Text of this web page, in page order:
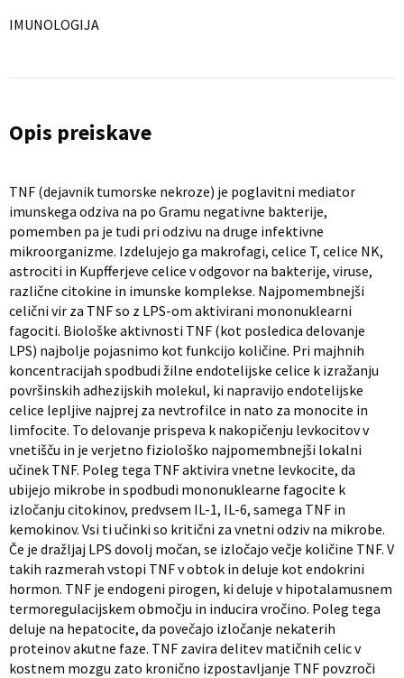
IMUNOLOGIJA
Opis preiskave
TNF (dejavnik tumorske nekroze) je poglavitni mediator
imunskega odziva na po Gramu negativne bakterije,
pomemben pa je tudi pri odzivu na druge infektivne
mikroorganizme. Izdelujejo ga makrofagi, celice T, celice NK,
astrociti in Kupfferjeve celice v odgovor na bakterije, viruse,
različne citokine in imunske komplekse. Najpomembnejši
celični vir za TNF so z LPS-om aktivirani mononuklearni
fagociti. Biološke aktivnosti TNF (kot posledica delovanje
LPS) najbolje pojasnimo kot funkcijo količine. Pri majhnih
koncentracijah spodbudi žilne endotelijske celice k izražanju
površinskih adhezijskih molekul, ki napravijo endotelijske
celice lepljive najprej za nevtrofilce in nato za monocite in
limfocite. To delovanje prispeva k nakopičenju levkocitov v
vnetišču in je verjetno fiziološko najpomembnejši lokalni
učinek TNF. Poleg tega TNF aktivira vnetne levkocite, da
ubijejo mikrobe in spodbudi mononuklearne fagocite k
izločanju citokinov, predvsem IL-1, IL-6, samega TNF in
kemokinov. Vsi ti učinki so kritični za vnetni odziv na mikrobe.
Če je dražljaj LPS dovolj močan, se izločajo večje količine TNF. V
takih razmerah vstopi TNF v obtok in deluje kot endokrini
hormon. TNF je endogeni pirogen, ki deluje v hipotalamusnem
termoregulacijskem območju in inducira vročino. Poleg tega
deluje na hepatocite, da povečajo izločanje nekaterih
proteinov akutne faze. TNF zavira delitev matičnih celic v
kostnem mozgu zato kronično izpostavljanje TNF povzroči